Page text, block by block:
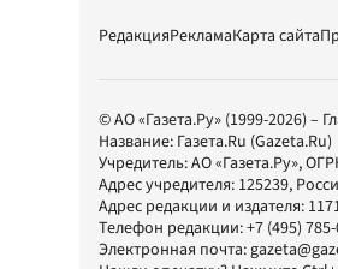
РедакцияРекламаКарта сайта
© АО «Газета.Ру» (1999-2026) –
Название: Газета.Ru (Gazeta.Ru)
Учредитель:АО «Газета.Ру»,
Адрес учредителя: 125239,
Адрес редакции и издателя:
Телефон редакции:+7 (495)
Электронная почта: